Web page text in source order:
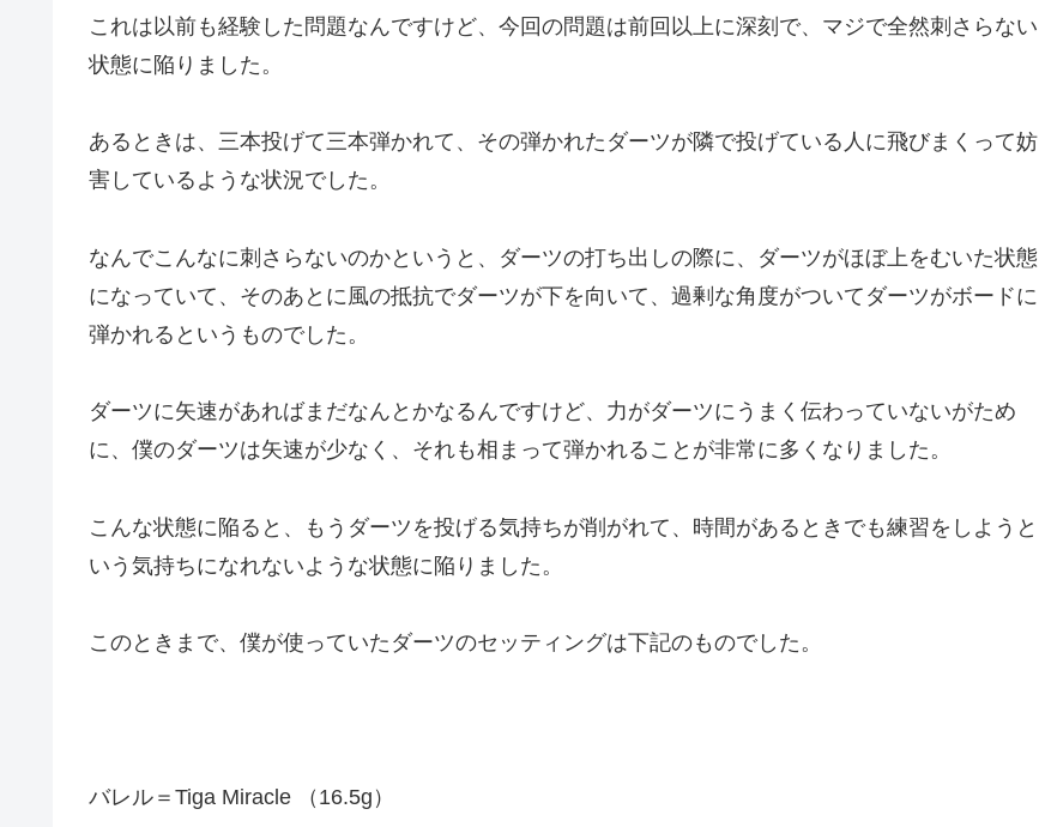
これは以前も経験した問題なんですけど、今回の問題は前回以上に深刻で、マジで全然刺さらない
状態に陥りました。
あるときは、三本投げて三本弾かれて、その弾かれたダーツが隣で投げている人に飛びまくって妨
害しているような状況でした。
なんでこんなに刺さらないのかというと、ダーツの打ち出しの際に、ダーツがほぼ上をむいた状態
になっていて、そのあとに風の抵抗でダーツが下を向いて、過剰な角度がついてダーツがボードに
弾かれるというものでした。
ダーツに矢速があればまだなんとかなるんですけど、力がダーツにうまく伝わっていないがため
に、僕のダーツは矢速が少なく、それも相まって弾かれることが非常に多くなりました。
こんな状態に陥ると、もうダーツを投げる気持ちが削がれて、時間があるときでも練習をしようと
いう気持ちになれないような状態に陥りました。
このときまで、僕が使っていたダーツのセッティングは下記のものでした。
バレル＝Tiga Miracle （16.5g）